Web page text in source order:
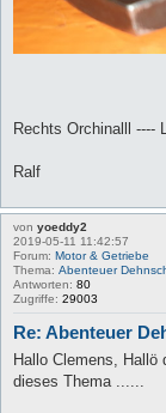
Rechts Orchinalll ----
Ralf
von yoeddy2
2019-05-11 11:42:57
Forum: Motor & Getriebe
Thema: Abenteuer
Antworten: 80
Zugriffe: 29003
Re: Abenteuer
Hallo Clemens,
dieses Thema ......